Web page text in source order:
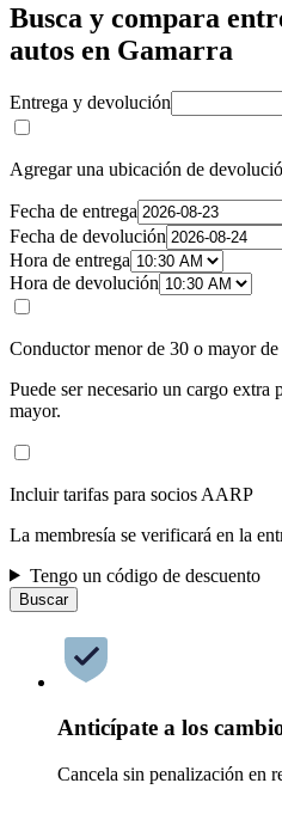
Busca y compara
autos en Gamarra
Entrega y devolución
Agregar una ubicación de
Fecha de entrega
Fecha de devolución
Hora de entrega
Hora de devolución
Conductor menor de 30 o mayor de
Puede ser necesario un cargo
mayor.
Incluir tarifas para socios AARP
La membresía se verificará en la
Tengo un código de descuento
Buscar
Anticípate a los
Cancela sin penalización en